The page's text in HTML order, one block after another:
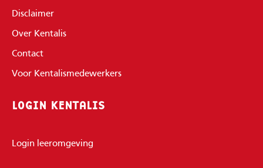
Disclaimer
Over Kentalis
Contact
Voor Kentalismedewerkers
LOGIN KENTALIS
Login leeromgeving